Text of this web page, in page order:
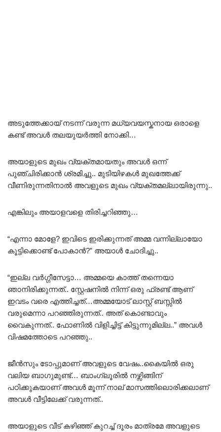
അടുത്തേക്കായ് നടന്ന് വരുന്ന മധ്യവയസ്കനായ ഒരാളെ
കണ്ട് അവൾ തലയുയർത്തി നോക്കി…
അയാളുടെ മുഖം വ്യക്തമായതും അവൾ ഒന്ന്
പുഞ്ചിരിക്കാൻ ശ്രമിച്ചു.. മുടിയിഴകൾ മുഖത്തേക്ക്
വീണിരുന്നതിനാൽ അവളുടെ മുഖം വ്യക്തമല്ലായിരുന്നു..
എങ്കിലും അയാളവളെ തിരിച്ചറിഞ്ഞു…
“എന്നാ മോളേ? ഇവിടെ ഇരിക്കുന്നത് അമ്മ വന്നില്ലായോ
കൂട്ടിക്കൊണ്ട് പോകാൻ?” അയാൾ ചോദിച്ചു..
“ഇല്ല വർഗ്ഗീസേട്ടാ… അമ്മയെ കാത്ത് തന്നെയാ
ഞാനിരിക്കുന്നത്.. സ്റ്റേഷനിൽ നിന്ന് ഒരു ഫ്രണ്ട് ആണ്
ഇവടം വരെ എത്തിച്ചത്…അമ്മയോട് ലാസ്റ്റ് ബസ്സിൽ
വരുമെന്നാ പറഞ്ഞിരുന്നത്.. അത് കൊണ്ടാവും
വൈകുന്നത്.. ഫോണിൽ വിളിച്ചിട്ട് കിട്ടുന്നുമില്ല..” അവൾ
വിഷമത്തോടെ പറഞ്ഞു..
ജീൻസും ടോപ്പുമാണ് അവളുടെ വേഷം..കൈയിൽ ഒരു
വലിയ ബാഗുമുണ്ട്… ബാംഗ്ലൂരിൽ നഴ്സിങ്ങിന്
പഠിക്കുകയാണ് അവൾ മൂന്ന് നാല് മാസത്തിലൊരിക്കലാണ്
അവൾ വീട്ടിലേക്ക് വരുന്നത്..
അയാളുടെ വീട് കഴിഞ്ഞ് കുറച്ച് ദൂരം മാത്രമേ അവളുടെ